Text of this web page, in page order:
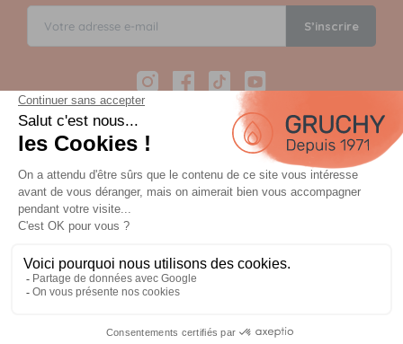
S’inscrire
InstagramFacebook
TikTokYouTube
Paiement sécurisé en 12 fois avec Alma
Paiement 100% sécurisé par 3D Secure et possible en 3,
OU
livraison ou lors du retrait.